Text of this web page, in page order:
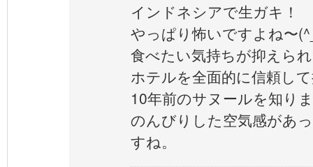
インドネシアで生ガキ！
やっぱり怖いですよね〜
食べたい気持ちが抑えら
ホテルを全面的に信頼し
10年前のサヌールを知り
のんびりした空気感があ
すね。